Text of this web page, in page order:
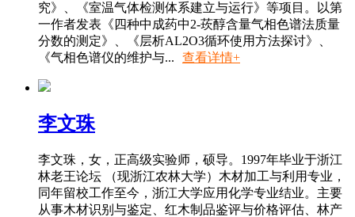
究》、《室温气体检测体系建立与运行》等项目。以第
一作者发表《四种中成药中2-莰醇含量气相色谱法质量
分数的测定》、《层析AL2O3循环使用方法探讨》、
《气相色谱仪的维护与...
查看详情+
李文珠
李文珠，女，正高级实验师，硕导。1997年毕业于浙江
林老王论坛 （现浙江农林大学）木材加工与利用专业，
同年留校工作至今，浙江大学应用化学专业结业。主要
从事木材识别与鉴定、红木制品鉴评与价格评估、林产